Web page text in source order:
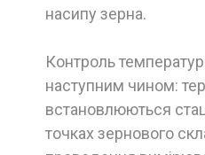
насипу зерна.
Контроль
наступним чином:
встановлюються
точках зернового